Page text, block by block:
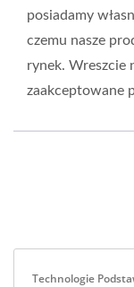
posiadamy
czemu nasze
rynek. Wreszcie
zaakceptowane
Technologie